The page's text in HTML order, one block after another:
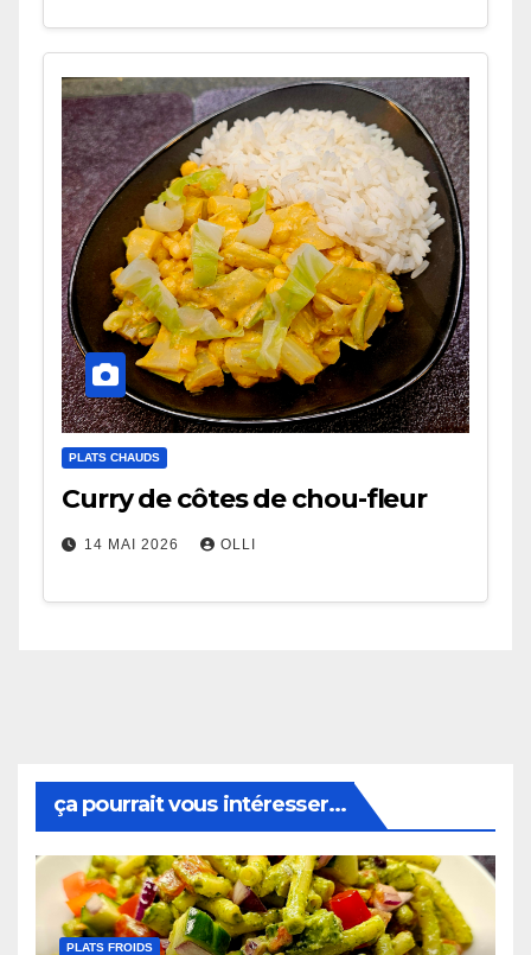
PLATS CHAUDS
Curry de côtes de chou-fleur
14 MAI 2026 OLLI
ça pourrait vous intéresser...
PLATS FROIDS